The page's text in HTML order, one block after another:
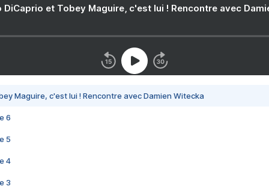
DiCaprio et Tobey Maguire, c'est lui ! Rencontre avec
Maguire, c'est lui ! Rencontre avec Damien Witecka
6
5
4
3